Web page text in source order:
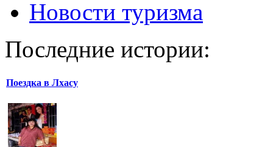
Новости туризма
Последние истории:
Поездка в Лхасу